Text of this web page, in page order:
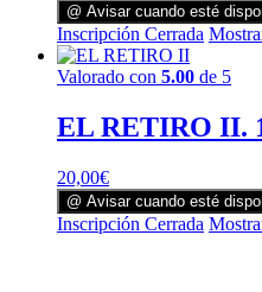
@ Avisar cuando esté
Inscripción Cerrada
Valorado con 5.00 de 5
EL RETIRO II.
20,00€
@ Avisar cuando esté
Inscripción Cerrada